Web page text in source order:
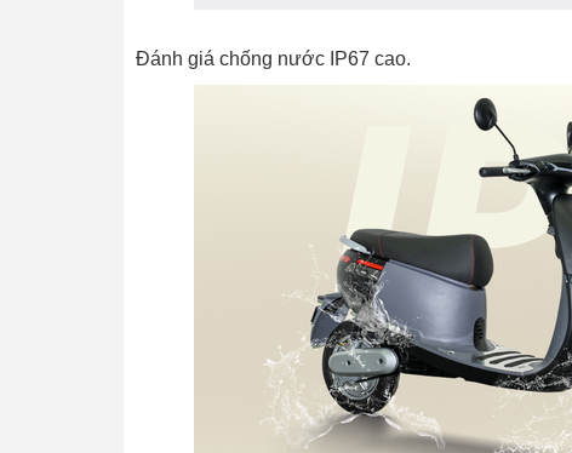
Đánh giá chống nước IP67 cao.